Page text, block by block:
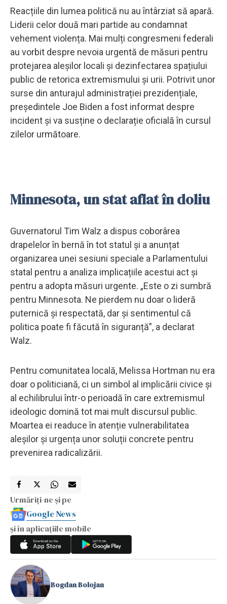
Reacțiile din lumea politică nu au întârziat să apară.
Liderii celor două mari partide au condamnat
vehement violența. Mai mulți congresmeni federali
au vorbit despre nevoia urgentă de măsuri pentru
protejarea aleșilor locali și dezinfectarea spațiului
public de retorica extremismului și urii. Potrivit unor
surse din anturajul administrației prezidențiale,
președintele Joe Biden a fost informat despre
incident și va susține o declarație oficială în cursul
zilelor următoare.
Minnesota, un stat aflat în doliu
Guvernatorul Tim Walz a dispus coborârea
drapelelor în bernă în tot statul și a anunțat
organizarea unei sesiuni speciale a Parlamentului
statal pentru a analiza implicațiile acestui act și
pentru a adopta măsuri urgente. „Este o zi sumbră
pentru Minnesota. Ne pierdem nu doar o lideră
puternică și respectată, dar și sentimentul că
politica poate fi făcută în siguranță”, a declarat
Walz.
Pentru comunitatea locală, Melissa Hortman nu era
doar o politiciană, ci un simbol al implicării civice și
al echilibrului într-o perioadă în care extremismul
ideologic domină tot mai mult discursul public.
Moartea ei readuce în atenție vulnerabilitatea
aleșilor și urgența unor soluții concrete pentru
prevenirea radicalizării.
Urmăriți-ne și pe
Google News
și în aplicațiile mobile
Bogdan Bolojan